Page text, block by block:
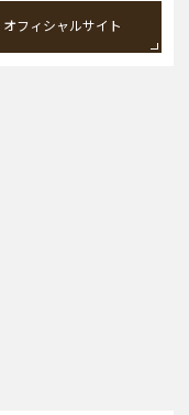
オフィシャルサイト